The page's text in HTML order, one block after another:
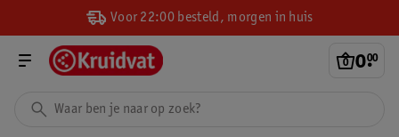
Voor 22:00 besteld, morgen in huis
0.
00